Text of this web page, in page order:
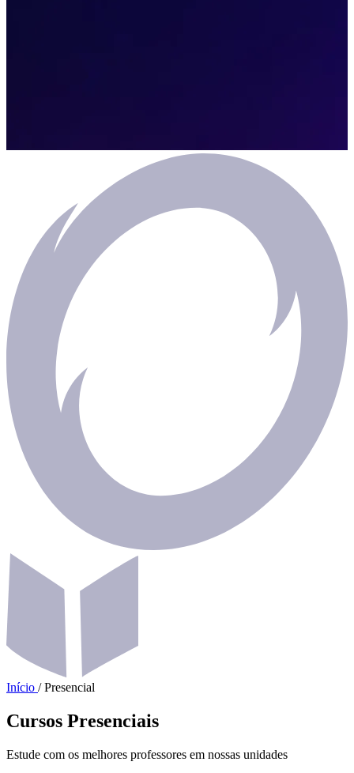
Início / Presencial
Cursos Presenciais
Estude com os melhores professores em nossas unidades